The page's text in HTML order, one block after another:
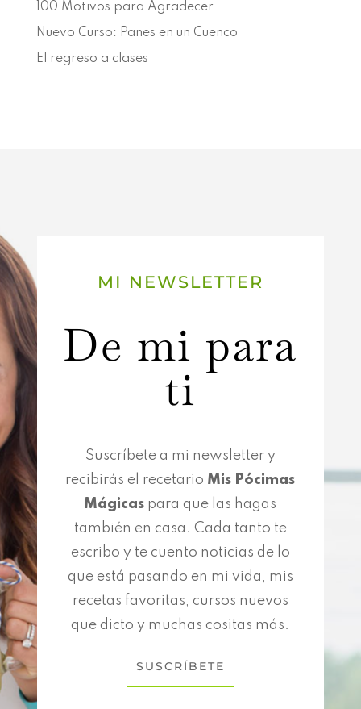
100 Motivos para Agradecer
Nuevo Curso: Panes en un Cuenco
El regreso a clases
MI NEWSLETTER
De mi para
ti
Suscríbete a mi newsletter y
recibirás el recetario Mis Pócimas
Mágicas para que las hagas
también en casa. Cada tanto te
escribo y te cuento noticias de lo
que está pasando en mi vida, mis
recetas favoritas, cursos nuevos
que dicto y muchas cositas más.
SUSCRÍBETE